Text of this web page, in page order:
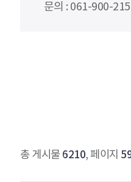
문의 : 061-900-
총 게시물 6210, 페이지